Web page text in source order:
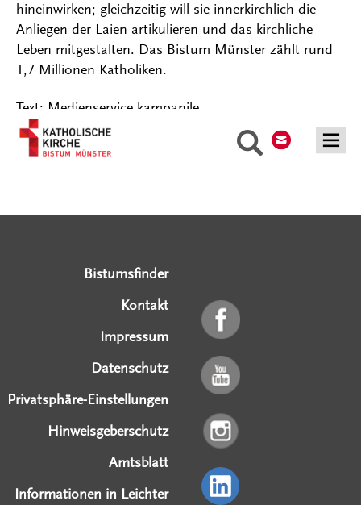
Suche
hineinwirken; gleichzeitig will sie innerkirchlich die
Anliegen der Laien artikulieren und das kirchliche
Leben mitgestalten. Das Bistum Münster zählt rund
1,7 Millionen Katholiken.
Text: Medienservice kampanile
Bistumsfinder
Kontakt
Impressum
Datenschutz
Privatsphäre-Einstellungen
Hinweisgeberschutz
Amtsblatt
Informationen in Leichter